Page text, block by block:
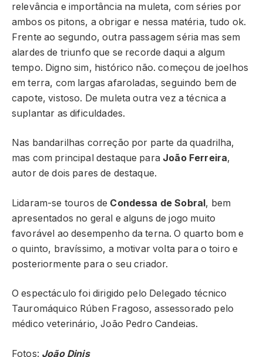
relevância e importância na muleta, com séries por
ambos os pitons, a obrigar e nessa matéria, tudo ok.
Frente ao segundo, outra passagem séria mas sem
alardes de triunfo que se recorde daqui a algum
tempo. Digno sim, histórico não. começou de joelhos
em terra, com largas afaroladas, seguindo bem de
capote, vistoso. De muleta outra vez a técnica a
suplantar as dificuldades.
Nas bandarilhas correção por parte da quadrilha,
mas com principal destaque para João Ferreira,
autor de dois pares de destaque.
Lidaram-se touros de Condessa de Sobral, bem
apresentados no geral e alguns de jogo muito
favorável ao desempenho da terna. O quarto bom e
o quinto, bravíssimo, a motivar volta para o toiro e
posteriormente para o seu criador.
O espectáculo foi dirigido pelo Delegado técnico
Tauromáquico Rúben Fragoso, assessorado pelo
médico veterinário, João Pedro Candeias.
Fotos: João Dinis